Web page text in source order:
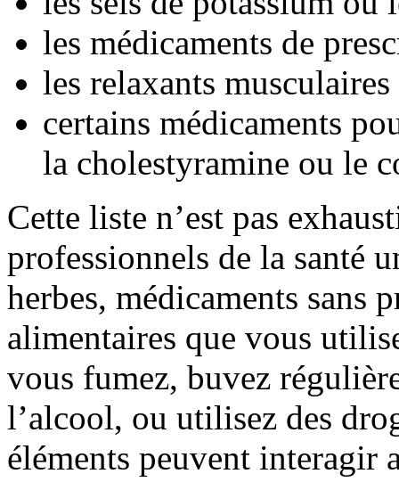
les médicaments de
les relaxants
certains médicaments
la cholestyramine ou le
Cette liste n’est pas
professionnels de la santé
herbes, médicaments sans
alimentaires que vous
vous fumez, buvez
l’alcool, ou utilisez des
éléments peuvent interagir